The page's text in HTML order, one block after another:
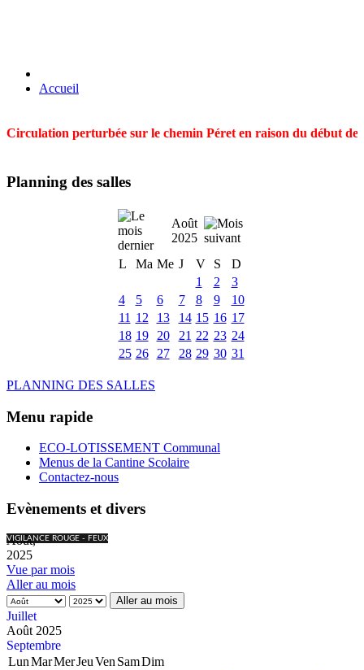
Accueil
Circulation perturbée sur le chemin Péret en raison du début
Planning des salles
Août
2025
L
Ma Me J V S
D
1
2
3
4
5 6 7 8 9
10
11 12 13 14 15 16 17
18 19 20 21 22 23 24
25 26 27 28 29 30 31
PLANNING DES SALLES
Menu rapide
ECO-LOTISSEMENT Communal
Menus de la Cantine Scolaire
Contactez-nous
Evènements et divers
VIGILANCE ROUGE - FEUX
Août,
2025
Vue par mois
Aller au mois
Aller au mois
Juillet
Août 2025
Septembre
LunMarMerJeuVen SamDim